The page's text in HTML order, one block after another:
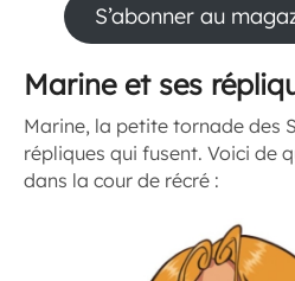
S’abonner au
Marine et ses
Marine, la petite tornade des
répliques qui fusent. Voici de
dans la cour de récré :